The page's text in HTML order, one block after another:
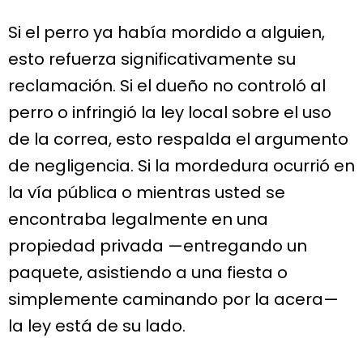
Si el perro ya había mordido a alguien,
esto refuerza significativamente su
reclamación. Si el dueño no controló al
perro o infringió la ley local sobre el uso
de la correa, esto respalda el argumento
de negligencia. Si la mordedura ocurrió en
la vía pública o mientras usted se
encontraba legalmente en una
propiedad privada —entregando un
paquete, asistiendo a una fiesta o
simplemente caminando por la acera—
la ley está de su lado.